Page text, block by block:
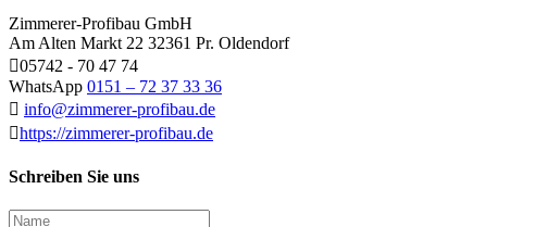
Zimmerer-Profibau GmbH
Am Alten Markt 22 32361 Pr. Oldendorf
05742 - 70 47 74
WhatsApp 0151 – 72 37 33 36
info@zimmerer-profibau.de
https://zimmerer-profibau.de
Schreiben Sie uns